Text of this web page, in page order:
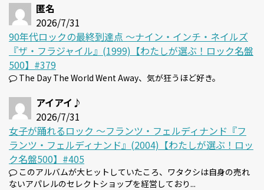
匿名
2026/7/31
90年代ロックの最終到達点 〜ナイン・インチ・ネイルズ
『ザ・フラジャイル』(1999)【わたしが選ぶ！ロック名盤
500】#379
The Day The World Went Away、気が狂うほど好き。
アイアイ♪
2026/7/31
女子が踊れるロック 〜フランツ・フェルディナンド『フ
ランツ・フェルディナンド』(2004)【わたしが選ぶ！ロッ
ク名盤500】#405
このアルバムが大ヒットしていたころ、ワタクシは自身の売れ
ないアパレルのセレクトショップを経営しており...